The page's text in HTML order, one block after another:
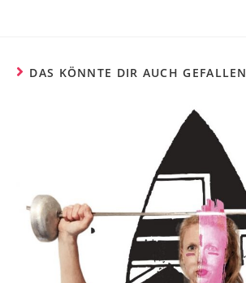
DAS KÖNNTE DIR AUCH GEFALLEN